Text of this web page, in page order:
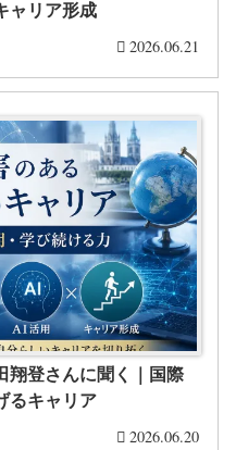
ャリア形成
2026.06.21
翔登さんに聞く｜国際
るキャリア
2026.06.20